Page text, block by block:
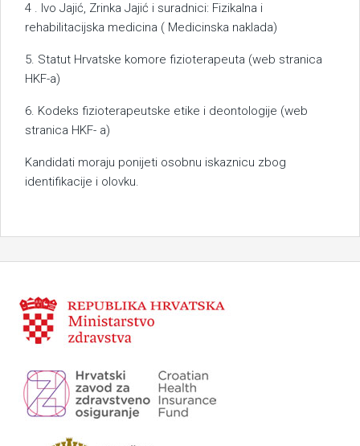
4 . Ivo Jajić, Zrinka Jajić i suradnici: Fizikalna i
rehabilitacijska medicina ( Medicinska naklada)
5. Statut Hrvatske komore fizioterapeuta (web stranica
HKF-a)
6. Kodeks fizioterapeutske etike i deontologije (web
stranica HKF- a)
Kandidati moraju ponijeti osobnu iskaznicu zbog
identifikacije i olovku.